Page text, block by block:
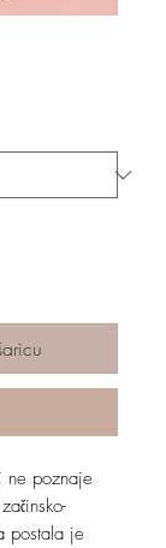
ne poznaje
postala je